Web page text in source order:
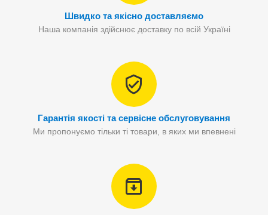
Швидко та якісно доставляємо
Наша компанія здійснює доставку по всій Україні
Гарантія якості та сервісне обслуговування
Ми пропонуємо тільки ті товари, в яких ми впевнені